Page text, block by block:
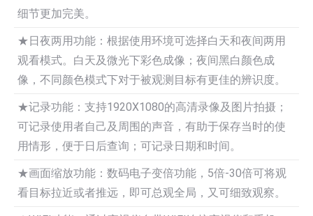
细节更加完美。
★日夜两用功能：根据使用环境可选择白天和夜间两用
观看模式。白天及微光下彩色成像；夜间黑白颜色成
像，不同颜色模式下对于被观测目标有更佳的辨识度。
★记录功能：支持1920X1080的高清录像及图片拍摄；
可记录使用者自己及周围的声音，有助于保存当时的使
用情形，便于日后查询；可记录日期和时间。
★画面缩放功能：数码电子变倍功能，5倍-30倍可将观
看目标拉近或者推远，即可总观全局，又可细致观察。